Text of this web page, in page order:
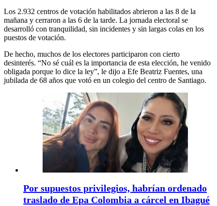
Los 2.932 centros de votación habilitados abrieron a las 8 de la
mañana y cerraron a las 6 de la tarde. La jornada electoral se
desarrolló con tranquilidad, sin incidentes y sin largas colas en los
puestos de votación.
De hecho, muchos de los electores participaron con cierto
desinterés. “No sé cuál es la importancia de esta elección, he venido
obligada porque lo dice la ley”, le dijo a Efe Beatriz Fuentes, una
jubilada de 68 años que votó en un colegio del centro de Santiago.
Por supuestos privilegios, habrían ordenado
traslado de Epa Colombia a cárcel en Ibagué